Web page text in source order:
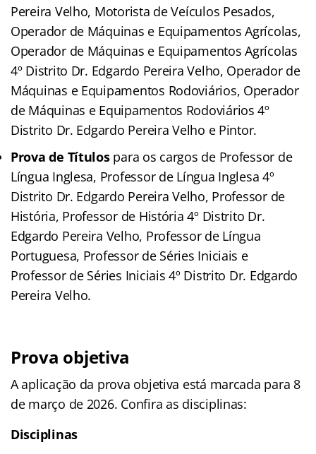
Pereira Velho, Motorista de Veículos Pesados,
Operador de Máquinas e Equipamentos Agrícolas,
Operador de Máquinas e Equipamentos Agrícolas
4º Distrito Dr. Edgardo Pereira Velho, Operador de
Máquinas e Equipamentos Rodoviários, Operador
de Máquinas e Equipamentos Rodoviários 4º
Distrito Dr. Edgardo Pereira Velho e Pintor.
Prova de Títulospara os cargos de Professor de
Língua Inglesa, Professor de Língua Inglesa 4º
Distrito Dr. Edgardo Pereira Velho, Professor de
História, Professor de História 4º Distrito Dr.
Edgardo Pereira Velho, Professor de Língua
Portuguesa, Professor de Séries Iniciais e
Professor de Séries Iniciais 4º Distrito Dr. Edgardo
Pereira Velho.
Prova objetiva
A aplicação da prova objetiva está marcada para 8
de março de 2026. Confira as disciplinas:
Disciplinas